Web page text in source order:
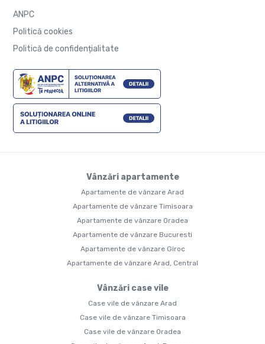
ANPC
Politică cookies
Politică de confidențialitate
Vânzări apartamente
Apartamente de vânzare Arad
Apartamente de vânzare Timisoara
Apartamente de vânzare Oradea
Apartamente de vânzare Bucuresti
Apartamente de vânzare Giroc
Apartamente de vânzare Arad, Central
Vânzări case vile
Case vile de vânzare Arad
Case vile de vânzare Timisoara
Case vile de vânzare Oradea